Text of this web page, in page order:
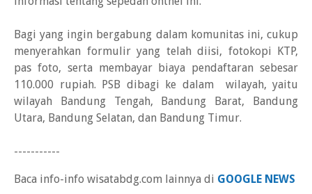
Bagi yang ingin bergabung dalam komunitas ini, cukup
menyerahkan formulir yang telah diisi, fotokopi KTP,
pas foto, serta membayar biaya pendaftaran sebesar
110.000 rupiah. PSB dibagi ke dalam wilayah, yaitu
wilayah Bandung Tengah, Bandung Barat, Bandung
Utara, Bandung Selatan, dan Bandung Timur.
-----------
Baca info-info wisatabdg.com lainnya di GOOGLE NEWS